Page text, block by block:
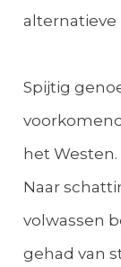
alternatieve
Spijtig
het Westen.
Naar
volwassen
gehad van